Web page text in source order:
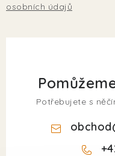
osobních údajů
Potřebujete s
obchod